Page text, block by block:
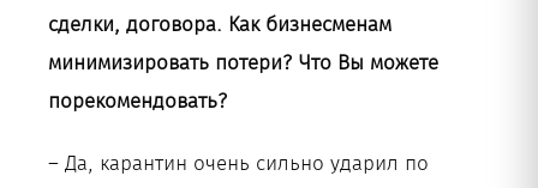
сделки, договора. Как бизнесменам
минимизировать потери? Что Вы можете
порекомендовать?
– Да, карантин очень сильно ударил по